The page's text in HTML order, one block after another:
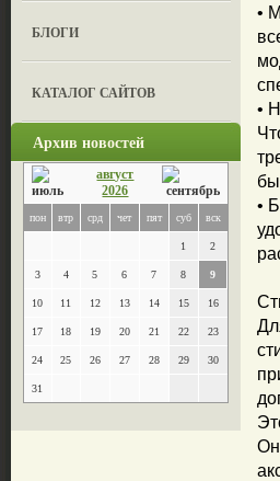
БЛОГИ
КАТАЛОГ САЙТОВ
Архив новостей
август
2026
пон втр срд чет пят суб вск
1 2
3 4 5 6 7 8 9
10 11 12 13 14 15 16
17 18 19 20 21 22 23
24 25 26 27 28 29 30
31
•
•
•